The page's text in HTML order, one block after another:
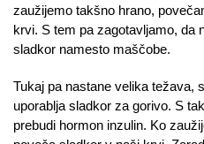
zaužijemo takšno hrano,
krvi. S tem pa zagotavljamo, da
sladkor namesto maščobe.
Tukaj pa nastane velika težava,
uporablja sladkor za gorivo. S
prebudi hormon inzulin. Ko